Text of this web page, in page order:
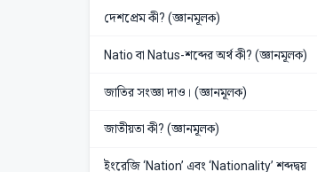
দেশপ্রেম কী? (জ্ঞানমূলক)
Natio বা Natus-শব্দের অর্থ কী? (জ্ঞানমূলক)
জাতির সংজ্ঞা দাও। (জ্ঞানমূলক)
জাতীয়তা কী? (জ্ঞানমূলক)
ইংরেজি ‘Nation’ এবং ‘Nationality’ শব্দদ্বয়